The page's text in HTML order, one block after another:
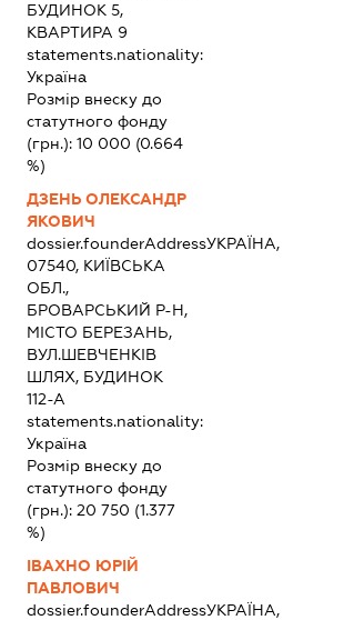
БУДИНОК 5,
КВАРТИРА 9
statements.nationality:
Україна
Розмір внеску до
статутного фонду
(грн.):10 000 (0.664
%)
ДЗЕНЬ ОЛЕКСАНДР
ЯКОВИЧ
dossier.founderAddressУКРАЇНА,
07540, КИЇВСЬКА
ОБЛ.,
БРОВАРСЬКИЙ Р-Н,
МІСТО БЕРЕЗАНЬ,
ВУЛ.ШЕВЧЕНКІВ
ШЛЯХ, БУДИНОК
112-А
statements.nationality:
Україна
Розмір внеску до
статутного фонду
(грн.):20 750 (1.377
%)
ІВАХНО ЮРІЙ
ПАВЛОВИЧ
dossier.founderAddressУКРАЇНА,